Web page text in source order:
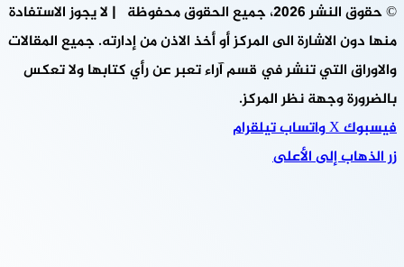
© حقوق النشر 2026، جميع الحقوق محفوظة | لا يجوز الاستفادة
منها دون الاشارة الى المركز أو أخذ الاذن من إدارته. جميع المقالات
والاوراق التي تنشر في قسم آراء تعبر عن رأي كتابها ولا تعكس
بالضرورة وجهة نظر المركز.
فيسبوك‫Xواتسابتيلقرام
زر الذهاب إلى الأعلى